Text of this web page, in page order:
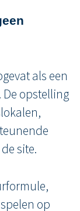
als een
opstelling
site.
op